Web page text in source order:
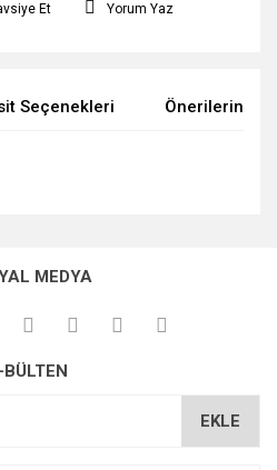
Et Yorum Yaz
Seçenekleri Önerileriniz
ederiz.
bilgiler bulunuyor.
MEDYA
BÜLTEN
EKLE